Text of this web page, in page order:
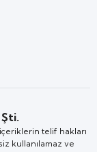
telif hakları
kullanılamaz ve